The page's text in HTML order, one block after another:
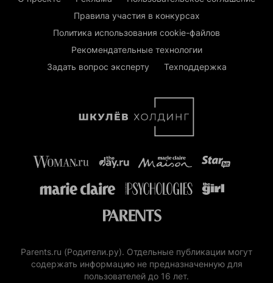
Правила участия в конкурсах
Политика использования cookie-файлов
Рекомендательные технологии
Задать вопрос эксперту
Техподдержка
Parents.ru (Родители.ру). Отдельные публикации могут
содержать информацию не предназначенную для
пользователей до 16 лет.